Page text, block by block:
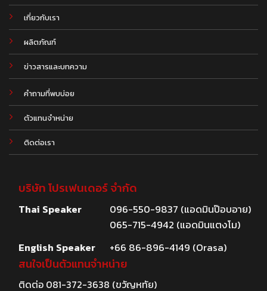
เกี่ยวกับเรา
ผลิตภัณฑ์
ข่าวสารและบทความ
.
คำถามที่พบบ่อย
ตัวแทนจำหน่าย
ติดต่อเรา
บริษัท โปรเฟนเดอร์ จำกัด
Thai Speaker
096-550-9837 (แอดมินป๊อบอาย)
065-715-4942 (แอดมินแตงโม)
English Speaker
+66 86-896-4149 (Orasa)
สนใจเป็นตัวแทนจำหน่าย
ติดต่อ 081-372-3638 (ขวัญหทัย)